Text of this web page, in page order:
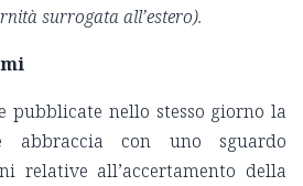
surrogata all’estero).
pubblicate nello stesso giorno la
abbraccia con uno sguardo
relative all’accertamento della